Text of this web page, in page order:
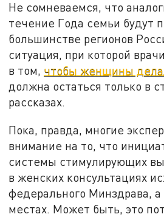
Не сомневаемся, что
течение Года семьи будут
большинстве регионов
ситуация, при которой
в том, чтобы женщины
должна остаться только в
рассказах.
Пока, правда, многие
внимание на то, что
системы стимулирующих
в женских консультациях
федерального Минздрава,
местах. Может быть, это